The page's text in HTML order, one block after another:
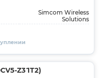
Simcom Wireless
Solutions
Z31T2)